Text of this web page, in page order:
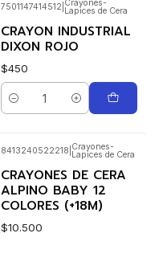
7501147414512 Crayones-
Lapices de Cera
CRAYON INDUSTRIAL
DIXON ROJO
$450
Cantidad
8413240522218 Crayones-
Lapices de Cera
CRAYONES DE CERA
ALPINO BABY 12
COLORES (+18M)
$10.500